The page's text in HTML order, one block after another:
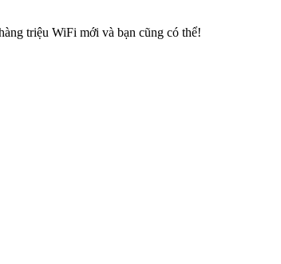
triệu WiFi mới và bạn cũng có thể!